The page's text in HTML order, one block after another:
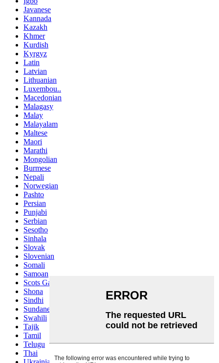
Javanese
Kannada
Kazakh
Khmer
Kurdish
Kyrgyz
Latin
Latvian
Lithuanian
Luxembou..
Macedonian
Malagasy
Malay
Malayalam
Maltese
Maori
Marathi
Mongolian
Burmese
Nepali
Norwegian
Pashto
Persian
Punjabi
Serbian
Sesotho
Sinhala
Slovak
Slovenian
Somali
Samoan
Scots Gaelic
Shona
Sindhi
Sundanese
Swahili
Tajik
Tamil
Telugu
Thai